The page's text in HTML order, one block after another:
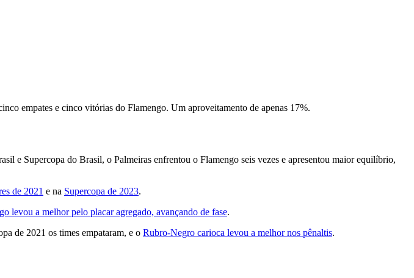
empates e cinco vitórias do Flamengo. Um aproveitamento de apenas 17%.
e Supercopa do Brasil, o Palmeiras enfrentou o Flamengo seis vezes e apresentou maior equilíbrio,
de 2021 e na Supercopa de 2023.
levou a melhor pelo placar agregado, avançando de fase.
de 2021 os times empataram, e o Rubro-Negro carioca levou a melhor nos pênaltis.